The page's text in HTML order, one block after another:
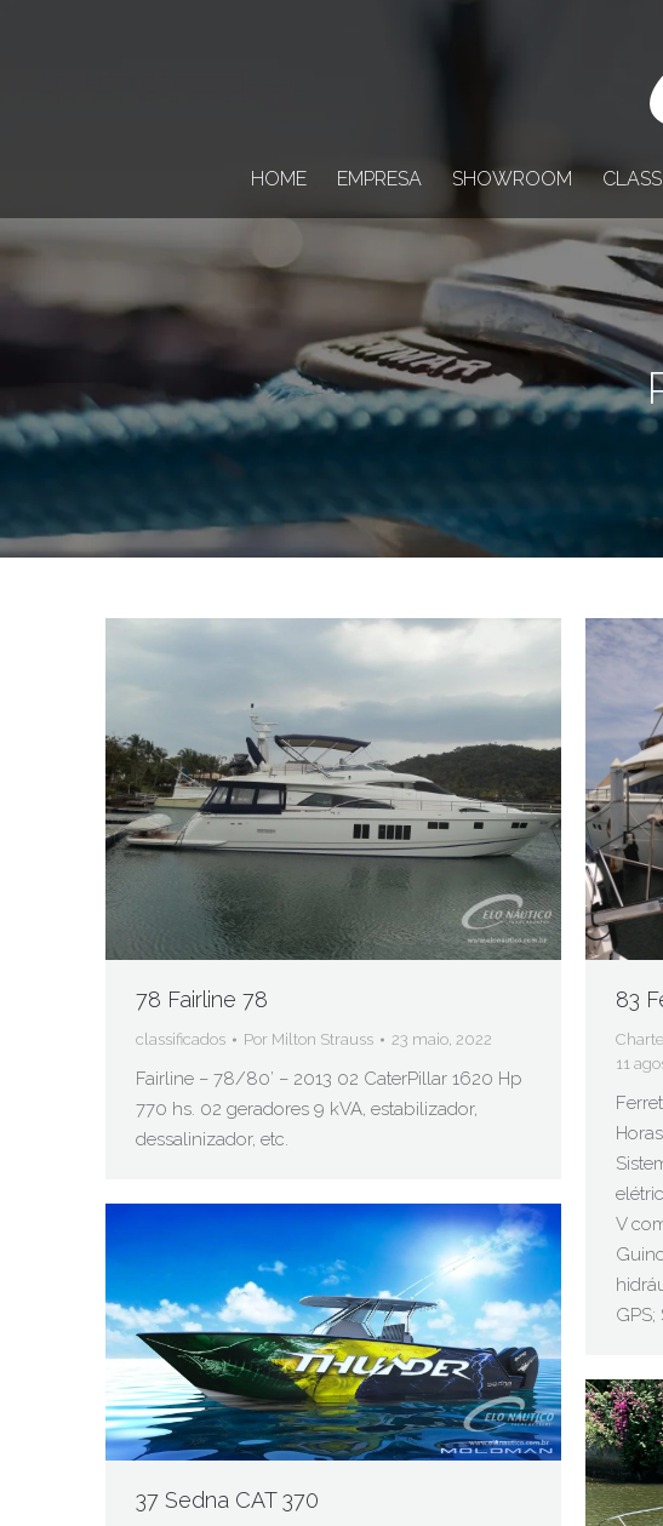
HOME EMPRESA SHOWROOM
78 Fairline 78
classificados Por Milton Strauss 23 maio, 2022
Fairline – 78/80’ – 2013 02 CaterPillar 1620 Hp
770 hs. 02 geradores 9 kVA, estabilizador,
dessalinizador, etc.
83
11
V
GPS;
37 Sedna CAT 370